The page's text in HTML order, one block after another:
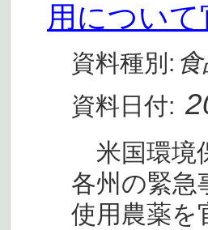
用につい
資料種別:
資料日付:
米国環境
各州の緊急
使用農薬を